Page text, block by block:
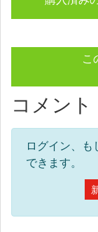
こ
コメント
ログイン、も
できます。